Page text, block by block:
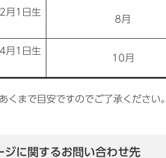
月1日生
8月
月1日生
10月
くまで目安ですのでご了承ください。
ジに関するお問い合わせ先